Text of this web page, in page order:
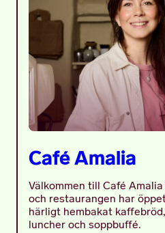
Café Amalia
Välkommen till Café
och restaurangen har
härligt hembakat
luncher och soppbuffé.